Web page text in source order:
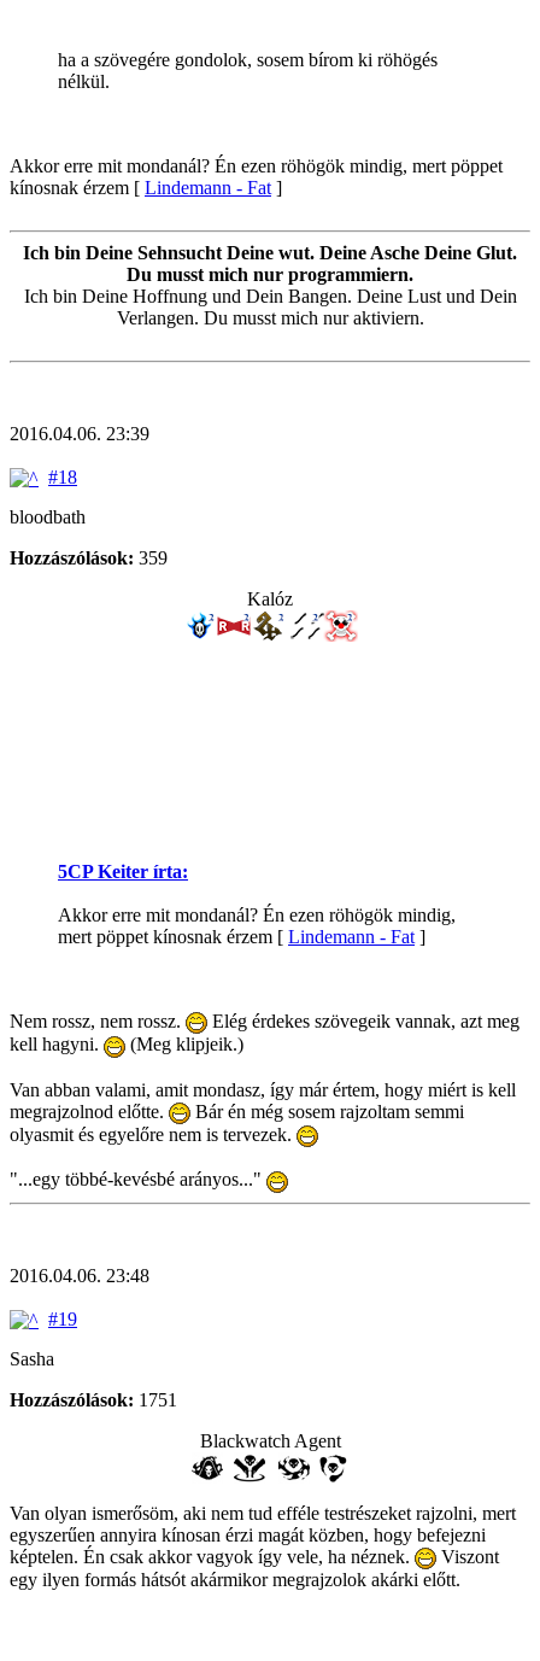
ha a szövegére gondolok, sosem bírom ki röhögés
nélkül.
Akkor erre mit mondanál? Én ezen röhögök mindig, mert pöppet
kínosnak érzem [ Lindemann - Fat ]
Ich bin Deine Sehnsucht Deine wut. Deine Asche Deine Glut.
Du musst mich nur programmiern.
Ich bin Deine Hoffnung und Dein Bangen. Deine Lust und Dein
Verlangen. Du musst mich nur aktiviern.
2016.04.06. 23:39
#18
bloodbath
Hozzászólások: 359
Kalóz
5CP Keiter írta:
Akkor erre mit mondanál? Én ezen röhögök mindig,
mert pöppet kínosnak érzem [ Lindemann - Fat ]
Nem rossz, nem rossz.
Elég érdekes szövegeik vannak, azt meg
kell hagyni.
(Meg klipjeik.)
Van abban valami, amit mondasz, így már értem, hogy miért is kell
megrajzolnod előtte.
Bár én még sosem rajzoltam semmi
olyasmit és egyelőre nem is tervezek.
"...egy többé-kevésbé arányos..."
2016.04.06. 23:48
#19
Sasha
Hozzászólások: 1751
Blackwatch Agent
Van olyan ismerősöm, aki nem tud efféle testrészeket rajzolni, mert
egyszerűen annyira kínosan érzi magát közben, hogy befejezni
képtelen. Én csak akkor vagyok így vele, ha néznek.
Viszont
egy ilyen formás hátsót akármikor megrajzolok akárki előtt.